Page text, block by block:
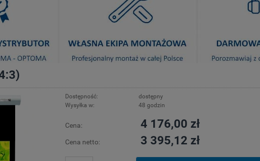
Dostępność:
dostępny
Wysyłka w:
48 godzin
Cena: 4 176,00 zł
Cena netto: 3 395,12 zł